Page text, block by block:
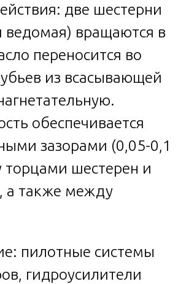
две шестерни
ведомая) вращаются в
переносится во
из всасывающей
обеспечивается
зазорами (0,05-0,1
шестерен и
а также между
пилотные системы
гидроусилители